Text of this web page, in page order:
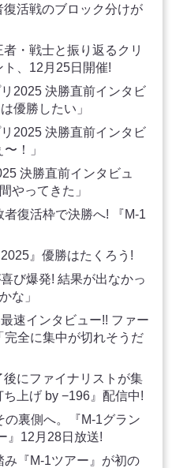
復活戦のブロック分けが
者・戦士と振り返るクリ
、12月25日開催!
2025 決勝直前インタビ
優勝したい」
2025 決勝直前インタビ
！」
決勝直前インタビュ
やってきた」
者復活枠で決勝へ! 『M-1
』優勝はたくろう!
び爆発! 結果が出なかっ
な」
速インタビュー!! ファー
完全に集中が切れそうだ
後にファイナリストが集
上げ by −196』配信中!
の裏側へ。『M-1グラン
』12月28日放送!
『M-1ツアー』が初の